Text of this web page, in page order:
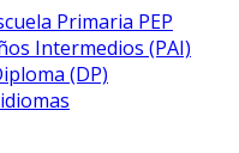
Primaria PEP
Intermedios (PAI)
(DP)